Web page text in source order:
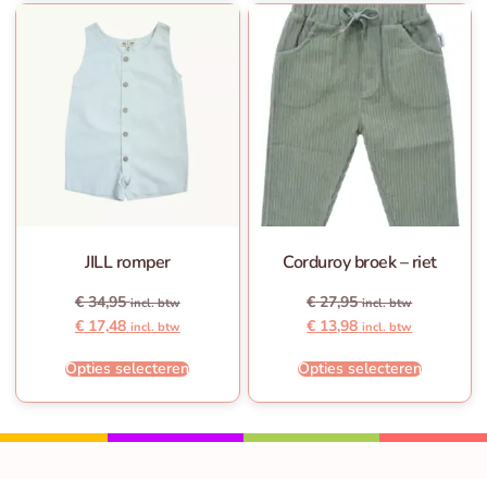
JILL romper
€34,95 incl. btw
€17,48 incl. btw
Opties selecteren
Corduroy broek – riet
€27,95 incl. btw
€ 13,98 incl. btw
Opties selecteren